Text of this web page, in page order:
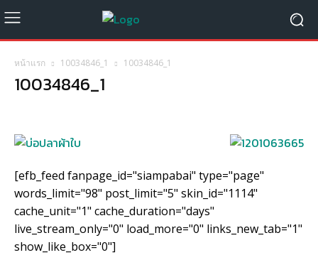
หน้าแรก 10034846_1 10034846_1
10034846_1
[efb_feed fanpage_id="siampabai" type="page"
words_limit="98" post_limit="5" skin_id="1114"
cache_unit="1" cache_duration="days"
live_stream_only="0" load_more="0" links_new_tab="1"
show_like_box="0"]